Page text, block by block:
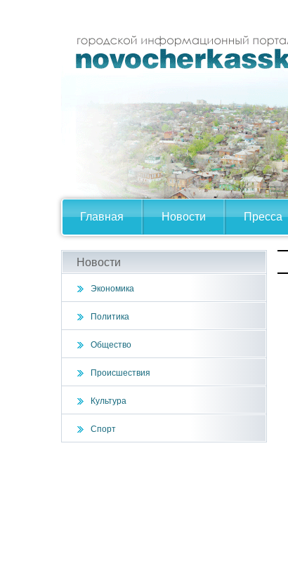
Главная Новости Пресса
Новости
Экономика
Политика
Общество
Происшествия
Культура
Спорт